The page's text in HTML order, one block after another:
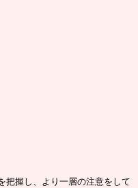
把握し、より一層の注意をして